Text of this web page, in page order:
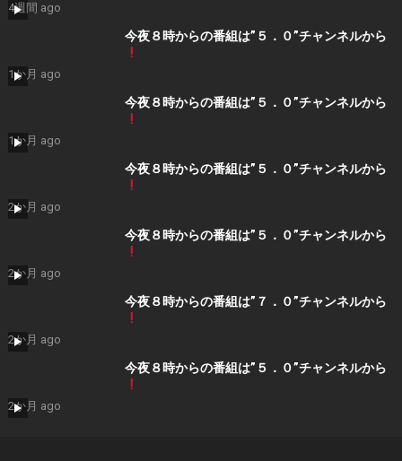
4週間 ago
今夜８時からの番組は”５．０”チャンネルから
1か月 ago
今夜８時からの番組は”５．０”チャンネルから
1か月 ago
今夜８時からの番組は”５．０”チャンネルから
2か月 ago
今夜８時からの番組は”５．０”チャンネルから
2か月 ago
今夜８時からの番組は”７．０”チャンネルから
2か月 ago
今夜８時からの番組は”５．０”チャンネルから
2か月 ago